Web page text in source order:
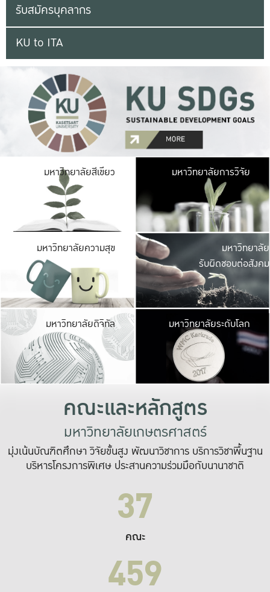
รับสมัครบุคลากร
KU to ITA
มหาวิทยาลัยสีเขียว มหาวิ
มีพื้นที่เขียวสดใส
เป็นป่าในเมือง เกษต
มหาวิทยาลัยการวิจัย
มหาวิทยาลัยความสุข มหาวิ
ค
เปิดประ
และพบเรื่องราวใ
มหาวิทยาลัย
รับผิดชอบต่อสังคม
มหาวิทยาลัยดิจิทัล มหาวิ
เปลี่ยนแปลง แล
เพื่อทำง
ระบบสารสนเทศ
มหาวิทยาลัยระดับโลก
คณะและหลักสูตร
มหาวิทยาลัยเกษตรศาสตร์
มุ่งเน้นบัณฑิตศึกษา วิจัยขั้นสูง พัฒนาวิชาการ บริการวิชาพื้นฐาน
บริหารโครงการพิเศษ ประสานความร่วมมือกับนานาชาติ
37
คณะ
459